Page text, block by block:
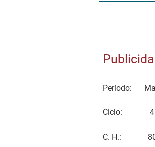
Período:
Ciclo: 4
C. H.: